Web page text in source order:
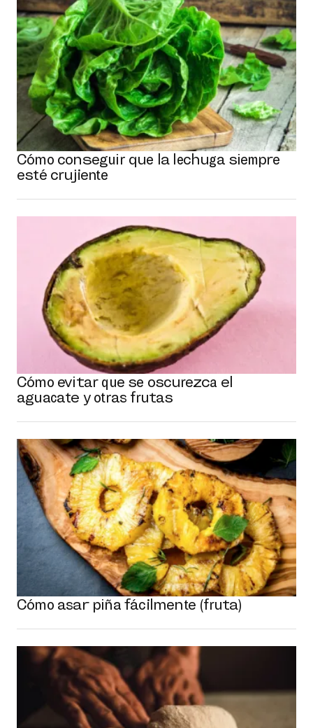
Cómo conseguir que la lechuga siempre
esté crujiente
Cómo evitar que se oscurezca el
aguacate y otras frutas
Cómo asar piña fácilmente (fruta)